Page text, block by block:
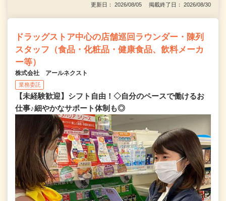
更新日： 2026/08/05 掲載終了日： 2026/08/30
ドラッグストア中心の店舗巡回ラウンダー・陳列
スタッフ（食品・化粧品・健康食品、飲料メーカ
ー等）
株式会社 アールネクスト
業務委託
【未経験歓迎】シフト自由！◇自分のペースで働けるお
仕事♪細やかなサポート体制も◎